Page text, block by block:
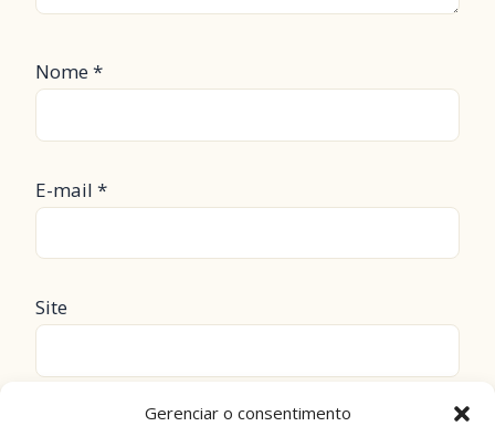
Gerenciar o consentimento
Nome*
E-mail *
Site
Salvar meus dados neste navegador para a